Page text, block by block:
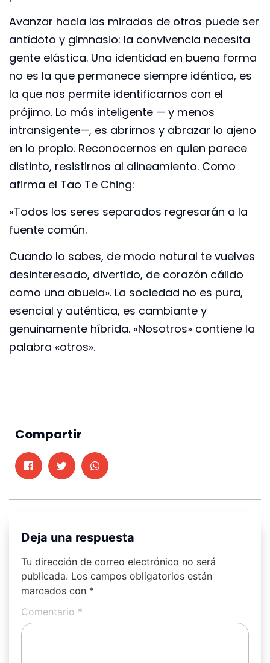
Avanzar hacia las miradas de otros puede ser
antídoto y gimnasio: la convivencia necesita
gente elástica. Una identidad en buena forma
no es la que permanece siempre idéntica, es
la que nos permite identificarnos con el
prójimo. Lo más inteligente — y menos
intransigente—, es abrirnos y abrazar lo ajeno
en lo propio. Reconocernos en quien parece
distinto, resistirnos al alineamiento. Como
afirma el Tao Te Ching:
«Todos los seres separados regresarán a la
fuente común.
Cuando lo sabes, de modo natural te vuelves
desinteresado, divertido, de corazón cálido
como una abuela». La sociedad no es pura,
esencial y auténtica, es cambiante y
genuinamente híbrida. «Nosotros» contiene la
palabra «otros».
Compartir
Deja una respuesta
Tu dirección de correo electrónico no será
publicada. Los campos obligatorios están
marcados con *
Comentario *